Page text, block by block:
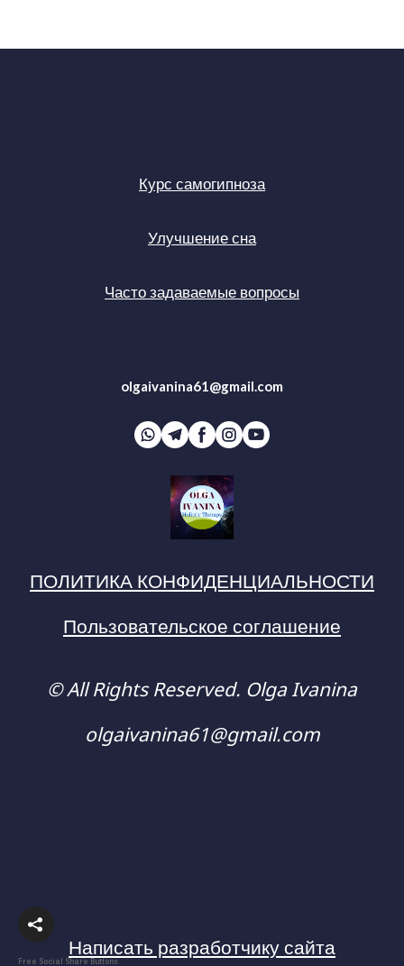
Free Social Share Buttons
Курс самогипноза
Улучшение сна
Часто задаваемые вопросы
olgaivanina61@gmail.com
ПОЛИТИКА КОНФИДЕНЦИАЛЬНОСТИ
Пользовательское соглашение
© All Rights Reserved. Olga Ivanina
olgaivanina61@gmail.com
Написать разработчику сайта